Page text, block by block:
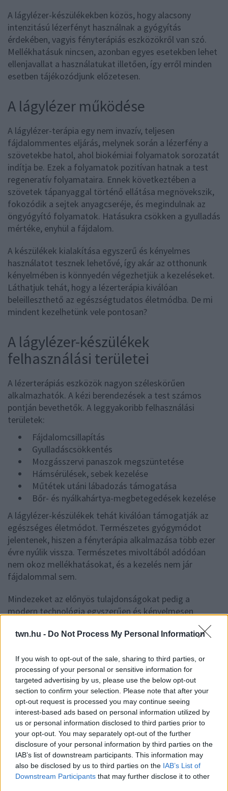
twn.hu - Do Not Process My Personal Information
If you wish to opt-out of the sale, sharing to third parties, or
processing of your personal or sensitive information for
targeted advertising by us, please use the below opt-out
section to confirm your selection. Please note that after your
opt-out request is processed you may continue seeing
interest-based ads based on personal information utilized by
us or personal information disclosed to third parties prior to
your opt-out. You may separately opt-out of the further
disclosure of your personal information by third parties on the
IAB’s list of downstream participants. This information may
also be disclosed by us to third parties on the IAB’s List of
Downstream Participants that may further disclose it to other
A lágylézer-készülékekben közös, hogy alacsony
intenzitású lézerfényt használnak a gyógyítás
érdekében, vagyis fényterápiás eszközökről van szó.
Mellékhatásuk nincsen, azonban egyes esetekben lehet
ellenjavallat a használatukat illetően, így erről minden
esetben tájékozódjunk előzetesen.
A lágylézer működése
A lágylézer-terápia egy nem invazív, teljesen
fájdalommentes eljárás, melynek során a lézerfény a
szövetekbe hatol, ahol biokémiai folyamatok sorozatát
indítja be. Ezek a folyamatok pozitívan hatnak a test
regeneratív folyamataira. Ennek következtében a
szövetek tápanyaggal történő ellátása megnövekszik,
fokozódik a sejtek anyagcseréje, és megindulnak az
öngyógyító folyamatok. Hatásukra csökken a gyulladás
mértéke, enyhül a fájdalom.
A készülékek kialakítása egyszerű és kényelmes
használatot tesznek lehetővé, így akár az otthonunk
kényelmében is könnyedén végezhetjük a kezeléseket.
Láthatjuk tehát, hogy a lézerterápia kiválóan
beleilleszthető az egészségtudatos életmódba. De mi
mindent kezelhetünk vele pontosan?
A lágylézer-készülékek
felhasználási területei
A lézerterápiás eszközök nagyon széleskörűen
alkalmazhatók. A kézi berendezések a test számos
pontján bevethetők. A leggyakoribb felhasználási
területek:
Fájdalomcsillapítás
Gyulladáscsökkentés
Mozgásszervi panaszok megszüntetése
Hámsérülések, sebek kezelése
Műtétek utáni lábadozás támogatása
Bőr- és nyálkahártya-megbetegedések kezelése
A lágylézer-készülékek tehát kiválóan támogatják az
egészséges életmódot. Természetes gyógymódot
jelentenek, hiszen a fényterápia alkalmazása több ezer
évre nyúlik vissza. Természetes mivoltából adódóan
nem okoz mellékhatásokat, és a kezelés nem jár
fájdalommal sem.
Mindezeket az előnyös tulajdonságokat pedig a
modern technológia egyszerűen és kényelmesen
24 ÓRA LEGFRISSEBB HÍREI
tegnap
HA EZT ÉRZED EVÉS UTÁN,
A SZERVEZETED FONTOS DOLOGRA
PRÓBÁL FIGYELMEZTETNI
Figyelj a jelekre!
08. 06.
ORVOS FIGYELMEZTET: EZT
AZ APRÓ REGGELI TÜNETET NE
SÖPÖRD A SZŐNYEG ALÁ
Fontos!